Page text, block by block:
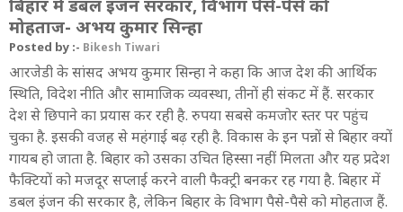
बिहार में डबल इंजन सरकार, विभाग पैसे-पैसे को
मोहताज- अभय कुमार सिन्हा
Posted by :- Bikesh Tiwari
आरजेडी के सांसद अभय कुमार सिन्हा ने कहा कि आज देश की आर्थिक
स्थिति, विदेश नीति और सामाजिक व्यवस्था, तीनों ही संकट में हैं. सरकार
देश से छिपाने का प्रयास कर रही है. रुपया सबसे कमजोर स्तर पर पहुंच
चुका है. इसकी वजह से महंगाई बढ़ रही है. विकास के इन पन्नों से बिहार क्यों
गायब हो जाता है. बिहार को उसका उचित हिस्सा नहीं मिलता और यह प्रदेश
फैक्टियों को मजदूर सप्लाई करने वाली फैक्ट्री बनकर रह गया है. बिहार में
डबल इंजन की सरकार है, लेकिन बिहार के विभाग पैसे-पैसे को मोहताज हैं.